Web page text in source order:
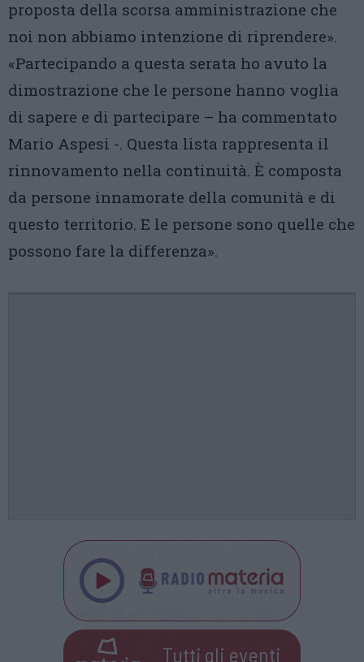
proposta della scorsa amministrazione che
noi non abbiamo intenzione di riprendere».
«Partecipando a questa serata ho avuto la
dimostrazione che le persone hanno voglia
di sapere e di partecipare – ha commentato
Mario Aspesi -. Questa lista rappresenta il
rinnovamento nella continuità. È composta
da persone innamorate della comunità e di
questo territorio. E le persone sono quelle che
possono fare la differenza».
Tutti gli eventi